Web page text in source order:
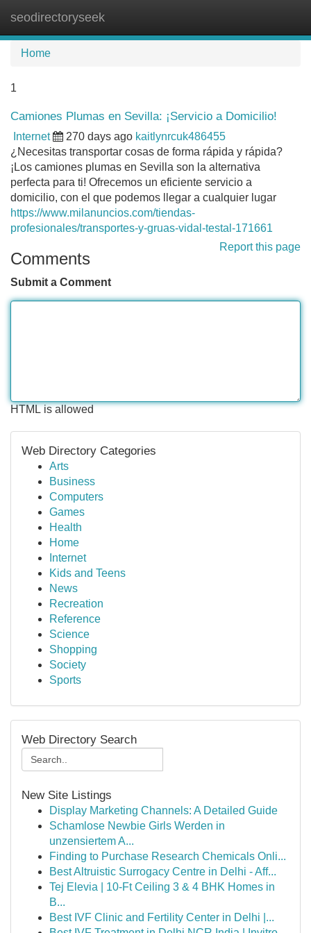
seodirectoryseek
Home
1
Camiones Plumas en Sevilla: ¡Servicio a Domicilio!
Internet 270 days ago kaitlynrcuk486455
¿Necesitas transportar cosas de forma rápida y rápida?
¡Los camiones plumas en Sevilla son la alternativa
perfecta para ti! Ofrecemos un eficiente servicio a
domicilio, con el que podemos llegar a cualquier lugar
https://www.milanuncios.com/tiendas-
profesionales/transportes-y-gruas-vidal-testal-171661
Report this page
Comments
Submit a Comment
HTML is allowed
Web Directory Categories
Arts
Business
Computers
Games
Health
Home
Internet
Kids and Teens
News
Recreation
Reference
Science
Shopping
Society
Sports
Web Directory Search
New Site Listings
Display Marketing Channels: A Detailed Guide
Schamlose Newbie Girls Werden in
unzensiertem A...
Finding to Purchase Research Chemicals Onli...
Best Altruistic Surrogacy Centre in Delhi - Aff...
Tej Elevia | 10-Ft Ceiling 3 & 4 BHK Homes in
B...
Best IVF Clinic and Fertility Center in Delhi |...